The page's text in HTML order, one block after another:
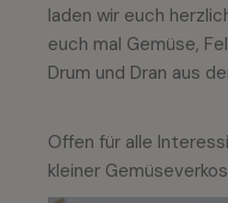
laden wir euch
euch mal Gemüse,
Drum und Dran aus
Offen für alle
kleiner